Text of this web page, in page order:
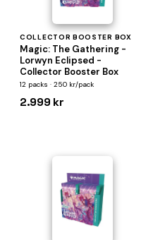
COLLECTOR BOOSTER BOX
Magic: The Gathering -
Lorwyn Eclipsed -
Collector Booster Box
12 packs · 250 kr/pack
2.999 kr